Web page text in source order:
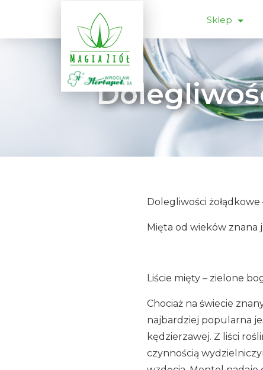
Sklep
Dolegliwości
Mięta od wieków znana
Liście mięty – zielone
Chociaż na świecie
najbardziej popularna
kędzierzawej. Z liści
czynnością